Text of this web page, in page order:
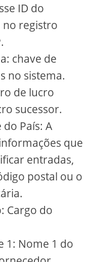
ID do
no registro
chave de
no sistema.
de lucro
sucessor.
do País: A
que
entradas,
postal ou o
Cargo do
1: Nome 1 do